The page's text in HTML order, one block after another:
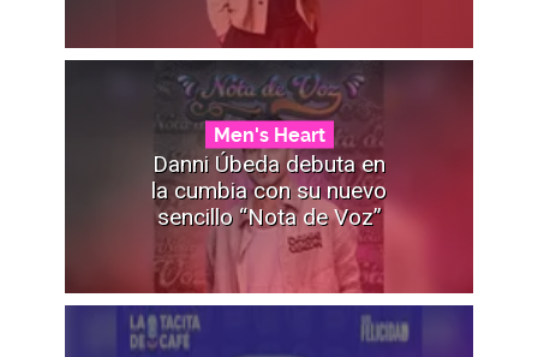
Men's Heart
Danni Úbeda debuta en
la cumbia con su nuevo
sencillo “Nota de Voz”